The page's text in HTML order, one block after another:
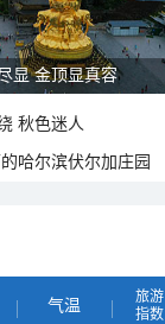
点缀颐和园西堤
秋色迷人
哈尔滨伏尔加庄园
气温
旅游
指数